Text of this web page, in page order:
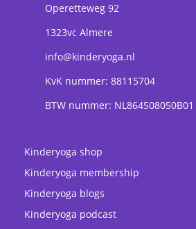
Operetteweg 92
1323vc Almere
info@kinderyoga.nl
KvK nummer: 88115704
BTW nummer: NL864508050B01
Kinderyoga shop
Kinderyoga membership
Kinderyoga blogs
Kinderyoga podcast